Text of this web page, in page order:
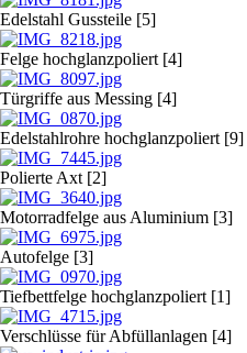
Edelstahl Gussteile [5]
Felge hochglanzpoliert [4]
Türgriffe aus Messing [4]
Edelstahlrohre hochglanzpoliert [9]
Polierte Axt [2]
Motorradfelge aus Aluminium [3]
Autofelge [3]
Tiefbettfelge hochglanzpoliert [1]
Verschlüsse für Abfüllanlagen [4]